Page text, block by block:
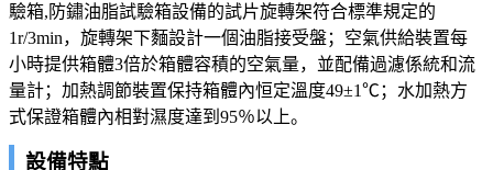
驗箱,防鏽油脂試驗箱設備的試片旋轉架符合標準規定的
1r/3min，旋轉架下麵設計一個油脂接受盤；空氣供給裝置每
小時提供箱體3倍於箱體容積的空氣量，並配備過濾係統和流
量計；加熱調節裝置保持箱體內恒定溫度49±1℃；水加熱方
式保證箱體內相對濕度達到95％以上。
設備特點